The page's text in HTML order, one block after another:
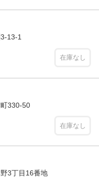
13-1
在庫なし
330-50
在庫なし
3丁目16番地